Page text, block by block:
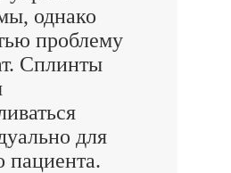
однако
проблему
Сплинты
для
пациента.